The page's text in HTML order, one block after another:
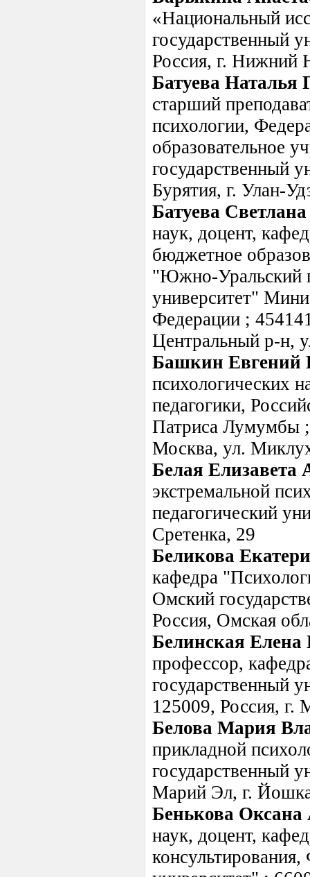
«Национальный
государственный
Россия, г. Нижний
Батуева Наталья
старший
психологии,
образовательное
государственный
Бурятия, г. Улан-
Батуева
наук, доцент,
бюджетное
"Южно-Уральский
университет"
Федерации ;
Центральный р-н,
Башкин Евгений
психологических
педагогики,
Патриса Лумумбы ;
Москва, ул.
Белая Елизавета
экстремальной
педагогический
Сретенка, 29
Беликова
кафедра
Омский
Россия, Омская
Белинская Елена
профессор,
государственный
125009, Россия, г.
Белова Мария
прикладной
государственный
Марий Эл, г.
Бенькова Оксана
наук, доцент,